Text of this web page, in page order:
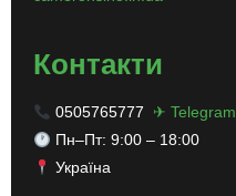
Контакти
0505765777
✈ Telegram
Пн–Пт: 9:00 – 18:00
Україна